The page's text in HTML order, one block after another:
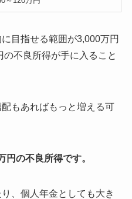
目指せる範囲が3,000万円
不良所得が手に入ること
もあればもっと増える可
の不良所得です。
、個人年金としても大き